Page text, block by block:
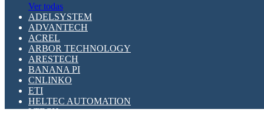
Ver todas
ADELSYSTEM
ADVANTECH
ACREL
ARBOR TECHNOLOGY
ARESTECH
BANANA PI
CNLINKO
ETI
HELTEC AUTOMATION
LTECH